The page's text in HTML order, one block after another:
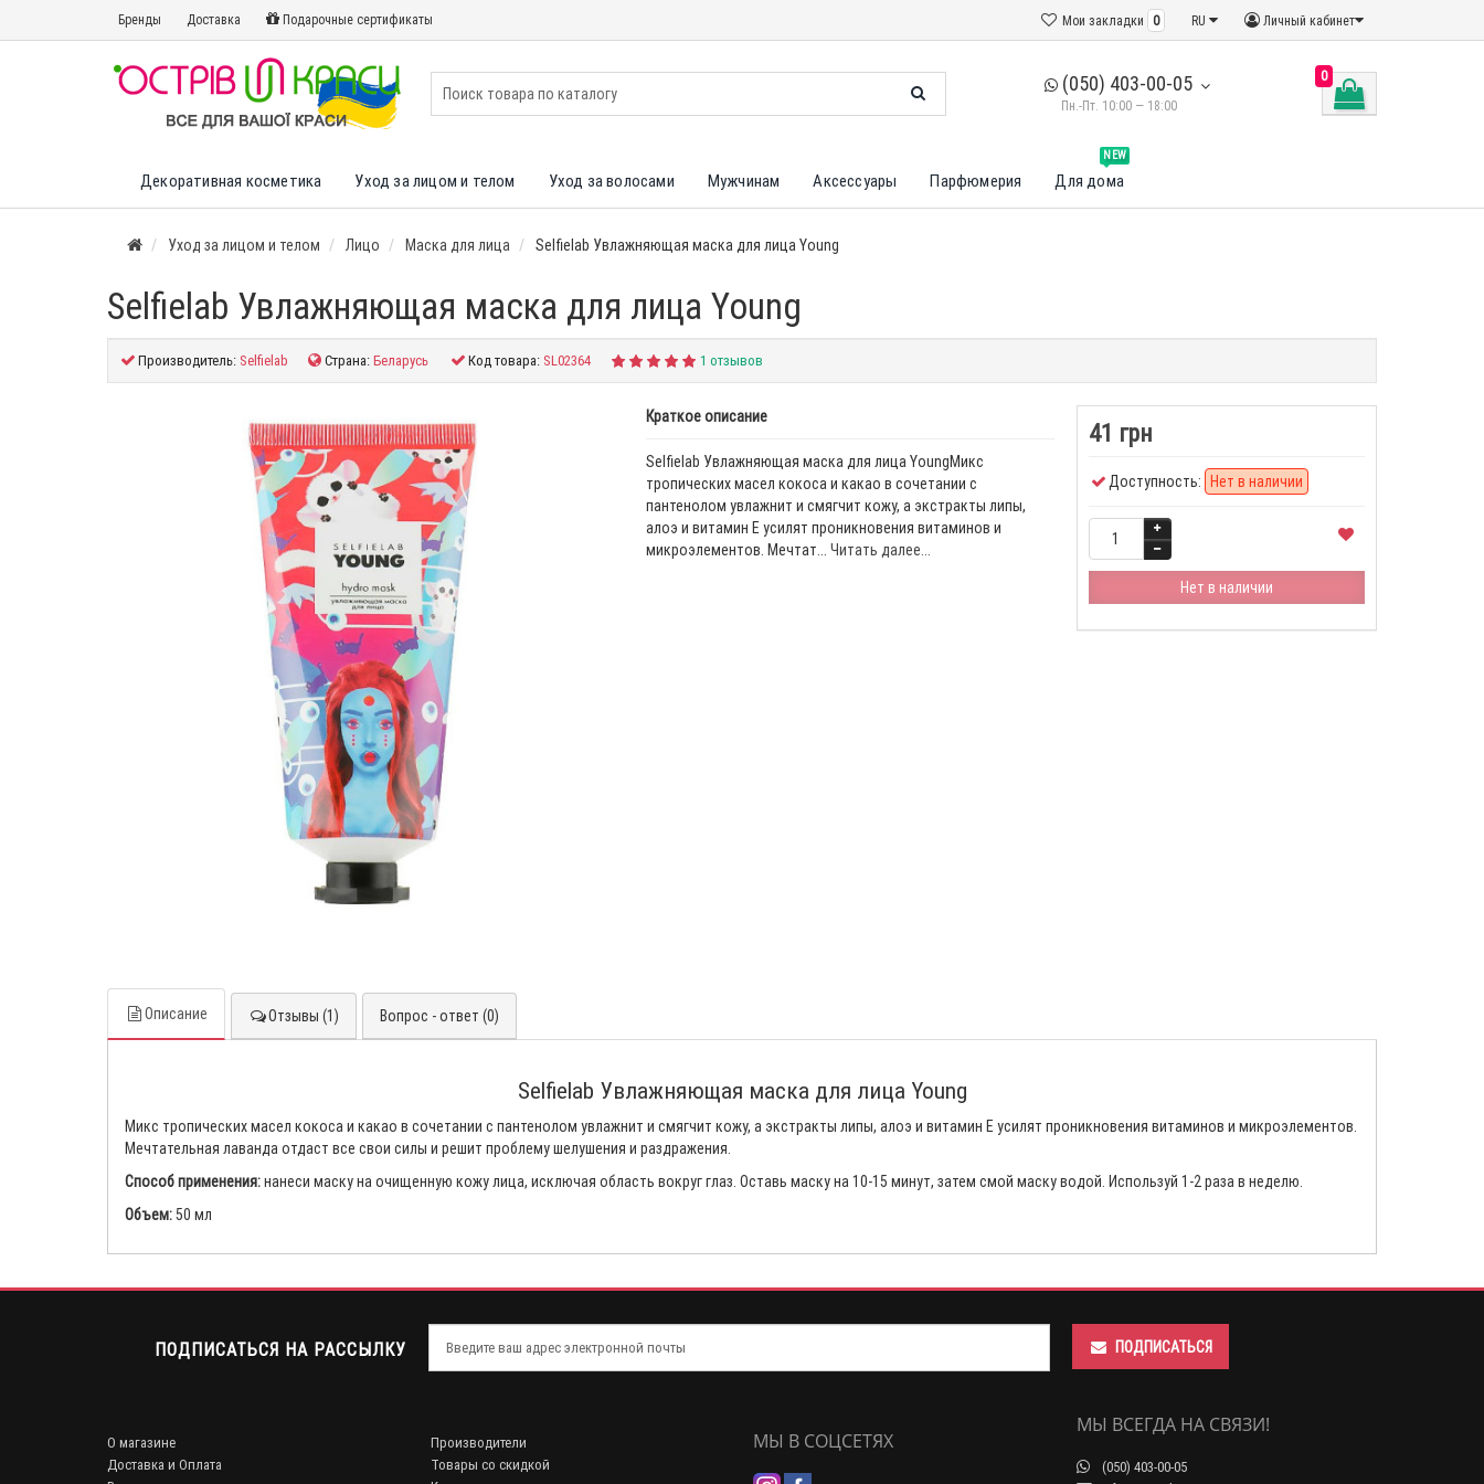
Бренды Доставка Подарочные сертификаты Личный кабинет
RU
Мои закладки 0
(050) 403-00-05
Пн.-Пт. 10:00 — 18:00
0
Декоративная косметика Уход за лицом и телом Уход за волосами Мужчинам Аксессуары Парфюмерия
NEW
Для дома
Уход за лицом и телом Лицо Маска для лица Selfielab Увлажняющая маска для лица Young
Selfielab Увлажняющая маска для лица Young
Производитель: Selfielab Страна:Беларусь Код товара: SL02364 1 отзывов
Краткое описание
Selfielab Увлажняющая маска для лица YoungМикс
тропических масел кокоса и какао в сочетании с
пантенолом увлажнит и смягчит кожу, а экстракты липы,
алоэ и витамин Е усилят проникновения витаминов и
микроэлементов. Мечтат... Читать далее...
41 грн
Доступность: Нет в наличии
Нет в наличии
Описание Отзывы (1) Вопрос - ответ (0)
Selfielab Увлажняющая маска для лица Young
Микс тропических масел кокоса и какао в сочетании с пантенолом увлажнит и смягчит кожу, а экстракты липы, алоэ и витамин Е усилят проникновения витаминов и микроэлементов.
Мечтательная лаванда отдаст все свои силы и решит проблему шелушения и раздражения.
Способ применения:нанеси маску на очищенную кожу лица, исключая область вокруг глаз. Оставь маску на 10-15 минут, затем смой маску водой. Используй 1-2 раза в неделю.
Объем:50 мл
ПОДПИСАТЬСЯ НА РАССЫЛКУ ПОДПИСАТЬСЯ
О магазине
Доставка и Оплата
Производители
Товары со скидкой
МЫ В СОЦСЕТЯХ
МЫ ВСЕГДА НА СВЯЗИ!
(050) 403-00-05